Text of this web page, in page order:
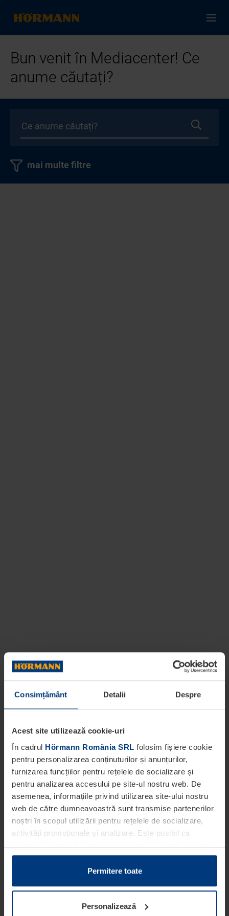
Consimțământ Detalii Despre
Acest site utilizează cookie-uri
În cadrul Hörmann România SRL folosim fișiere cookie
pentru personalizarea conținuturilor și anunțurilor,
furnizarea funcțiilor pentru rețelele de socializare și
pentru analizarea accesului pe site-ul nostru web. De
asemenea, informațiile privind utilizarea site-ului nostru
web de către dumneavoastră sunt transmise partenerilor
noștri în scopul utilizării pentru rețelele de socializare,
activități promoționale și analizare. Este posibil ca
partenerii noștri să sintetizeze aceste informații cu alte
date pe care dumneavoastră le-ați pus la dispoziția
acestora ori care au fost colectate în cadrul utilizării
Din punct de vedere legal, putem stoca fișiere cookie pe
dispozitivul dumneavoastră în cazul în care acestea sunt
Permitere toate
Personalizează
Bun venit în Mediacenter! Ce
anume căutați?
mai multe filtre